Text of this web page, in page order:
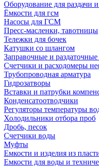
Оборудование для раздачи
Ёмкости для гсм
Насосы для ГСМ
Пресс-масленки, тавотницы
Тележки для бочек
Катушки со шлангом
Заправочные и
Счетчики и расходомеры
Трубопроводная арматура
Гидрозатворы
Вставки и патрубки
Конденсатоотводчики
Регуляторы температуры
Холодильники отбора проб
Дробь, песок
Счетчики воды
Муфты
Емкости и изделия из
Емкости для воды и